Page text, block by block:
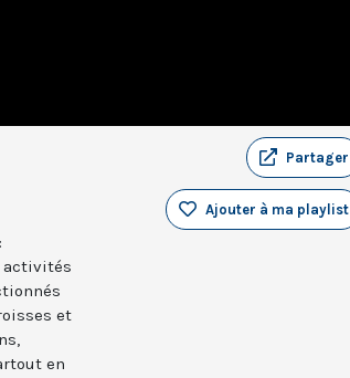
Partager
Ajouter à ma playlist
activités
et
en